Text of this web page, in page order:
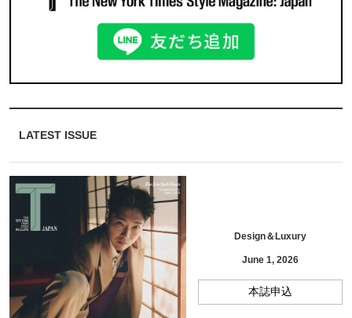
LATEST ISSUE
Design＆Luxury
June 1, 2026
本誌申込